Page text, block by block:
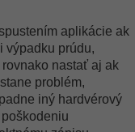
aplikácie ak
výpadku prúdu,
nastať aj ak
problém,
iný hardvérový